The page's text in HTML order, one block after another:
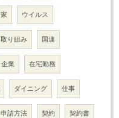
家 ウイルス
取り組み 国連
企業 在宅勤務
ダイニング 仕事
申請方法 契約 契約書